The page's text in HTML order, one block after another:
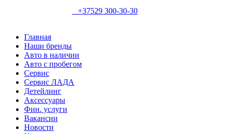
+37529 300-30-30
Главная
Наши бренды
Авто в наличии
Авто с пробегом
Сервис
Сервис ЛАДА
Детейлинг
Аксессуары
Фин. услуги
Вакансии
Новости